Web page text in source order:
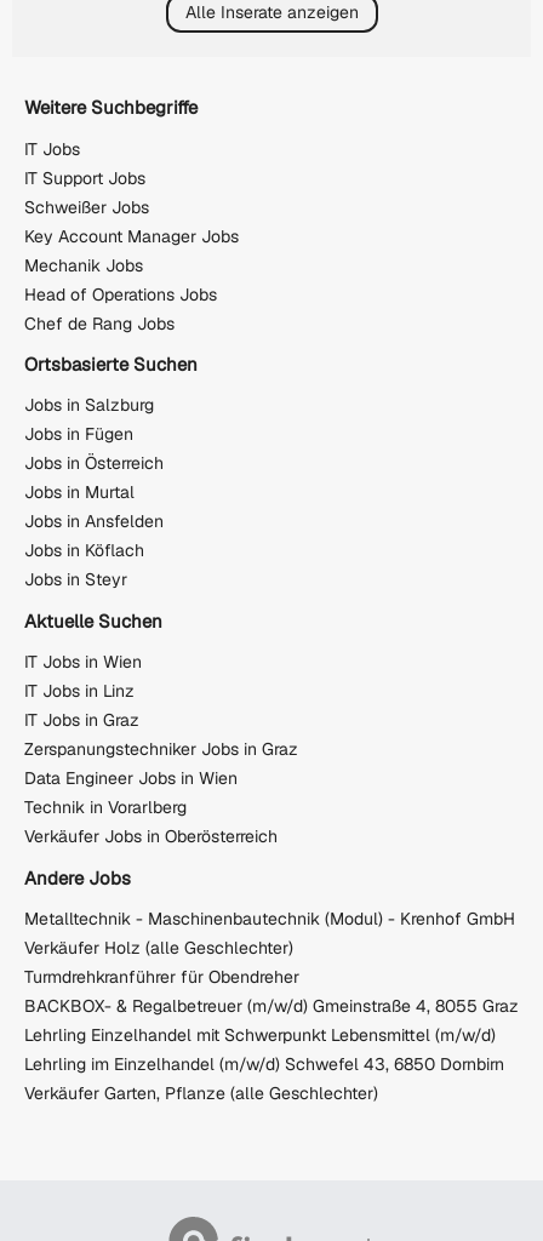
Alle Inserate anzeigen
Weitere Suchbegriffe
IT Jobs
IT Support Jobs
Schweißer Jobs
Key Account Manager Jobs
Mechanik Jobs
Head of Operations Jobs
Chef de Rang Jobs
Ortsbasierte Suchen
Jobs in Salzburg
Jobs in Fügen
Jobs in Österreich
Jobs in Murtal
Jobs in Ansfelden
Jobs in Köflach
Jobs in Steyr
Aktuelle Suchen
IT Jobs in Wien
IT Jobs in Linz
IT Jobs in Graz
Zerspanungstechniker Jobs in Graz
Data Engineer Jobs in Wien
Technik in Vorarlberg
Verkäufer Jobs in Oberösterreich
Andere Jobs
Metalltechnik - Maschinenbautechnik (Modul) - Krenhof GmbH
Verkäufer Holz (alle Geschlechter)
Turmdrehkranführer für Obendreher
BACKBOX- & Regalbetreuer (m/w/d) Gmeinstraße 4, 8055 Graz
Lehrling Einzelhandel mit Schwerpunkt Lebensmittel (m/w/d)
Lehrling im Einzelhandel (m/w/d) Schwefel 43, 6850 Dornbirn
Verkäufer Garten, Pflanze (alle Geschlechter)